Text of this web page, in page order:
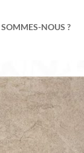
NOUS ?